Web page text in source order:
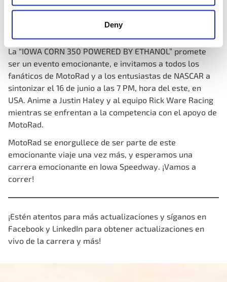
Deny
rendimiento en las carreras.
Sintonice y únase a la emoción
La “IOWA CORN 350 POWERED BY ETHANOL” promete
ser un evento emocionante, e invitamos a todos los
fanáticos de MotoRad y a los entusiastas de NASCAR a
sintonizar el 16 de junio a las 7 PM, hora del este, en
USA. Anime a Justin Haley y al equipo Rick Ware Racing
mientras se enfrentan a la competencia con el apoyo de
MotoRad.
MotoRad se enorgullece de ser parte de este
emocionante viaje una vez más, y esperamos una
carrera emocionante en Iowa Speedway. ¡Vamos a
correr!
¡Estén atentos para más actualizaciones y síganos en
Facebook y LinkedIn para obtener actualizaciones en
vivo de la carrera y más!